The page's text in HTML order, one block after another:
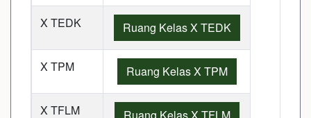
X TEDK Ruang Kelas X TEDK
X TPM Ruang Kelas X TPM
X TFLM